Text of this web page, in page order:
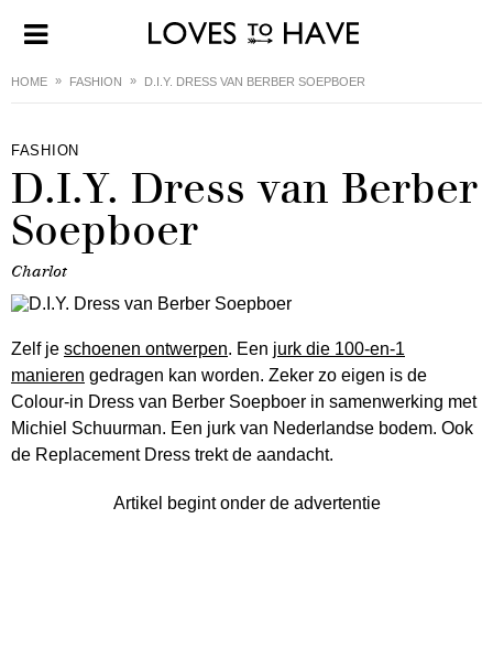
HOME FASHION D.I.Y. DRESS VAN BERBER SOEPBOER
FASHION
D.I.Y. Dress van Berber
Soepboer
Charlot
Zelf je schoenen ontwerpen. Een jurk die 100-en-1
manieren gedragen kan worden. Zeker zo eigen is de
Colour-in Dress van Berber Soepboer in samenwerking met
Michiel Schuurman. Een jurk van Nederlandse bodem. Ook
de Replacement Dress trekt de aandacht.
Artikel begint onder de advertentie